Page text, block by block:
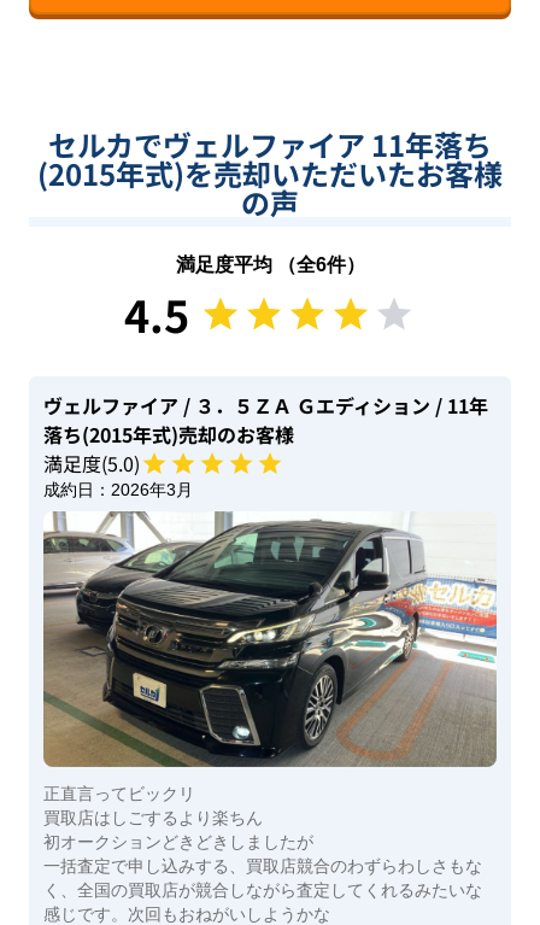
セルカでヴェルファイア 11年落ち
(2015年式)を売却いただいたお客様
の声
満足度平均 （全6件）
4.5
ヴェルファイア / ３．５ＺＡ Ｇエディション / 11年
落ち(2015年式)売却のお客様
満足度(5.0)
成約日： 2026年3月
正直言ってビックリ
買取店はしごするより楽ちん
初オークションどきどきしましたが
一括査定で申し込みする、買取店競合のわずらわしさもな
く、全国の買取店が競合しながら査定してくれるみたいな
感じです。次回もおねがいしようかな